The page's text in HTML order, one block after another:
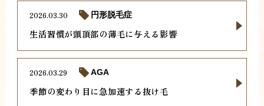
生活習慣が頭頂部の薄毛に与える影響
2026.03.30 円形脱毛症
季節の変わり目に急加速する抜け毛
2026.03.29 AGA